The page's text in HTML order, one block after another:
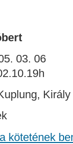
03. 06
kötetének